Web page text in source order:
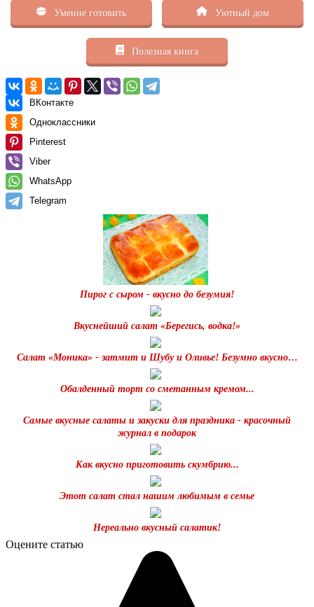
Умение готовить Уютный дом
Полезная книга
ВКонтакте
Одноклассники
Pinterest
Viber
WhatsApp
Telegram
Пирог с сыром - вкусно до безумия!
Вкуснейший салат «Берегись, водка!»
Салат «Моника» - затмит и Шубу и Оливье! Безумно вкусно…
Обалденный торт со сметанным кремом...
Самые вкусные салаты и закуски для праздника - красочный
журнал в подарок
Как вкусно приготовить скумбрию...
Этот салат стал нашим любимым в семье
Нереально вкусный салатик!
Оцените статью